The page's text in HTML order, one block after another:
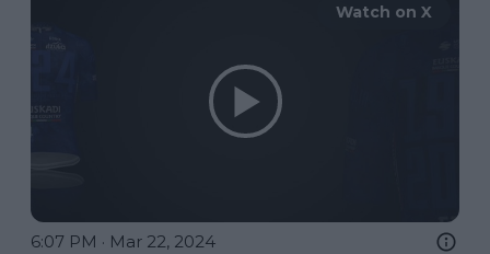
Watch on X
6:07 PM · Mar 22, 2024